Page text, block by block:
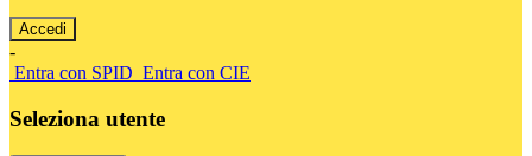
-
Entra con SPID Entra con CIE
Seleziona utente